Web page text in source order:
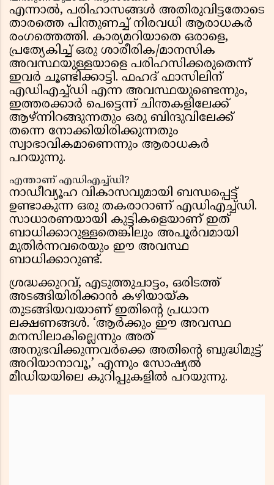
എന്നാൽ, പരിഹാസങ്ങൾ അതിരുവിട്ടതോടെ
താരത്തെ പിന്തുണച്ച് നിരവധി ആരാധകർ
രംഗത്തെത്തി. കാര്യമറിയാതെ ഒരാളെ,
പ്രത്യേകിച്ച് ഒരു ശാരീരിക/മാനസിക
അവസ്ഥയുള്ളയാളെ പരിഹസിക്കരുതെന്ന്
ഇവർ ചൂണ്ടിക്കാട്ടി. ഫഹദ് ഫാസിലിന്
എഡിഎച്ച്ഡി എന്ന അവസ്ഥയുണ്ടെന്നും,
ഇത്തരക്കാർ പെട്ടെന്ന് ചിന്തകളിലേക്ക്
ആഴ്ന്നിറങ്ങുന്നതും ഒരു ബിന്ദുവിലേക്ക്
തന്നെ നോക്കിയിരിക്കുന്നതും
സ്വാഭാവികമാണെന്നും ആരാധകർ
പറയുന്നു.
എന്താണ് എഡിഎച്ച്ഡി?
നാഡീവ്യൂഹ വികാസവുമായി ബന്ധപ്പെട്ട്
ഉണ്ടാകുന്ന ഒരു തകരാറാണ് എഡിഎച്ച്ഡി.
സാധാരണയായി കുട്ടികളെയാണ് ഇത്
ബാധിക്കാറുള്ളതെങ്കിലും അപൂർവമായി
മുതിർന്നവരെയും ഈ അവസ്ഥ
ബാധിക്കാറുണ്ട്.
ശ്രദ്ധക്കുറവ്, എടുത്തുചാട്ടം, ഒരിടത്ത്
അടങ്ങിയിരിക്കാൻ കഴിയായ്ക
തുടങ്ങിയവയാണ് ഇതിന്റെ പ്രധാന
ലക്ഷണങ്ങൾ. ‘ആർക്കും ഈ അവസ്ഥ
മനസിലാകില്ലെന്നും അത്
അനുഭവിക്കുന്നവർക്കെ അതിന്റെ ബുദ്ധിമുട്ട്
അറിയാനാവൂ,’ എന്നും സോഷ്യൽ
മീഡിയയിലെ കുറിപ്പുകളിൽ പറയുന്നു.